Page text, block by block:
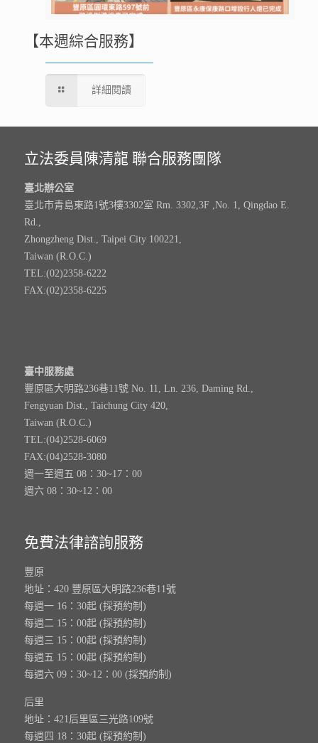
【本週綜合服務】
詳細閱讀
立法委員陳清龍 聯合服務團隊
臺北辦公室
臺北市青島東路1號3樓3302室 Rm. 3302,3F ,No. 1, Qingdao E.
Rd.,
Zhongzheng Dist., Taipei City 100221,
Taiwan (R.O.C.)
TEL:(02)2358-6222
FAX:(02)2358-6225
臺中服務處
豐原區大明路236巷11號 No. 11, Ln. 236, Daming Rd.,
Fengyuan Dist., Taichung City 420,
Taiwan (R.O.C.)
TEL:(04)2528-6069
FAX:(04)2528-3080
週一至週五 08：30~17：00
週六 08：30~12：00
免費法律諮詢服務
豐原
地址：420 豐原區大明路236巷11號
每週一 16：30起 (採預約制)
每週二 15：00起 (採預約制)
每週三 15：00起 (採預約制)
每週五 15：00起 (採預約制)
每週六 09：30~12：00 (採預約制)
后里
地址：421后里區三光路109號
每週四 18：30起 (採預約制)